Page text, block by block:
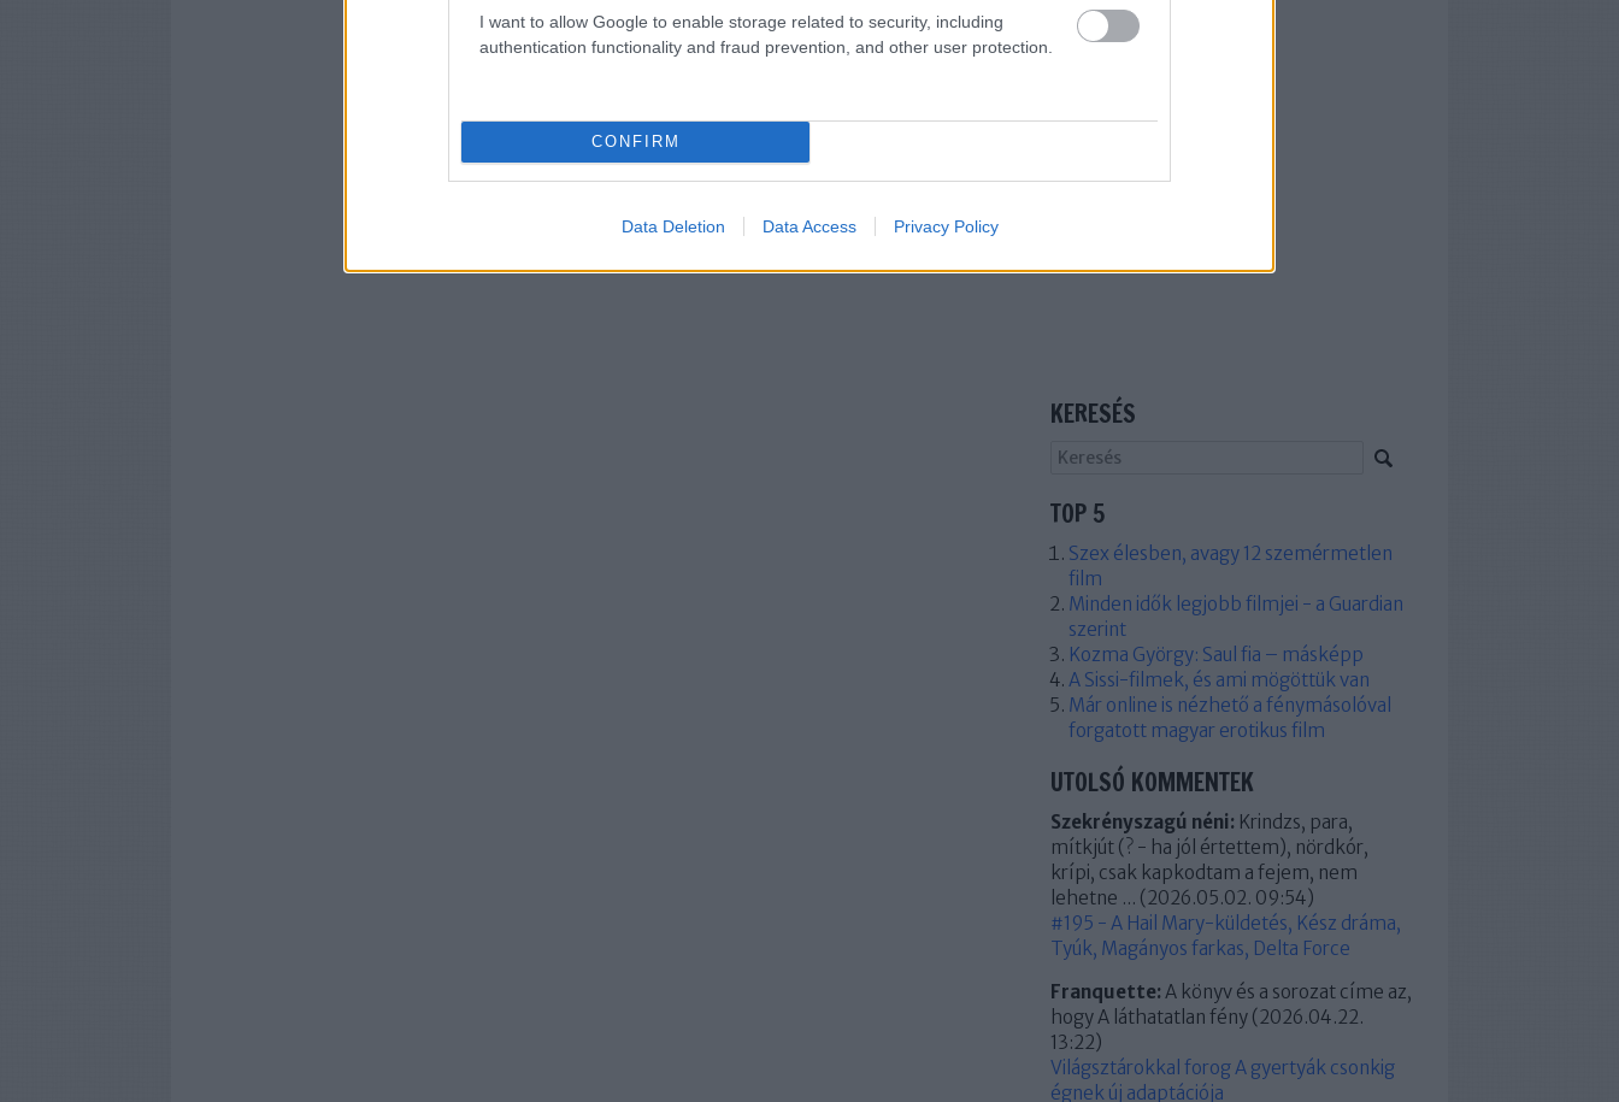
I want to allow Google to enable storage related to security, including
authentication functionality and fraud prevention, and other user protection.
CONFIRM
Data Deletion Data Access Privacy Policy
KERESÉS
TOP 5
Szex élesben, avagy 12 szemérmetlen
film
Minden idők legjobb filmjei - a Guardian
szerint
Kozma György: Saul fia – másképp
A Sissi-filmek, és ami mögöttük van
Már online is nézhető a fénymásolóval
forgatott magyar erotikus film
UTOLSÓ KOMMENTEK
Szekrényszagú néni: Krindzs, para,
mítkjút (? - ha jól értettem), nördkór,
krípi, csak kapkodtam a fejem, nem
lehetne ... (2026.05.02. 09:54)
#195 - A Hail Mary-küldetés, Kész dráma,
Tyúk, Magányos farkas, Delta Force
Franquette: A könyv és a sorozat címe az,
hogy A láthatatlan fény (2026.04.22.
13:22)
Világsztárokkal forog A gyertyák csonkig
égnek új adaptációja